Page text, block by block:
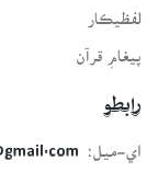
لفظيڪار
پيغامِ قرآن
رابطو
اي-ميل: